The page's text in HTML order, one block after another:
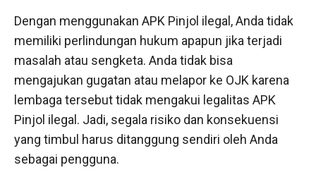
Dengan menggunakan APK Pinjol ilegal, Anda tidak
memiliki perlindungan hukum apapun jika terjadi
masalah atau sengketa. Anda tidak bisa
mengajukan gugatan atau melapor ke OJK karena
lembaga tersebut tidak mengakui legalitas APK
Pinjol ilegal. Jadi, segala risiko dan konsekuensi
yang timbul harus ditanggung sendiri oleh Anda
sebagai pengguna.